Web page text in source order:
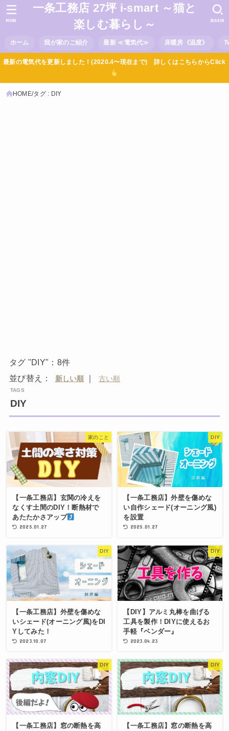
一条工務店 27坪 i-smart ～猫と
楽しむ暮らし～
ホーム 我が家のご紹介 最新 ≪電気代≫ 床暖房《温度》
SEARCH
MENU
最新の電気代を更新しました！(2020.4〜現在まで) 詳しくはこちらからClick
HOME タグ : DIY
タグ "DIY"：8件
並び替え：
｜
DIY
家のこと
【一条工務店】玄関の冷えを
なくす土間のDIY！断熱材で
あたたかさアップ
2025.01.27
DIY
【一条工務店】外壁を傷めな
い自作シェード(オーニング風)
を設置
2025.01.27
DIY
【一条工務店】外壁を傷めな
いシェード(オーニング風)をDI
Yしてみた！
2023.10.07
DIY
【DIY】アルミ丸棒を曲げる
工具を製作！DIYに使えるお
手軽『ベンダー』
2023.04.23
DIY
【一条工務店】窓の断熱を高
DIY
【一条工務店】窓の断熱を高